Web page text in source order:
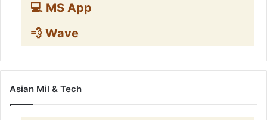
💻 MS App
💨 Wave
Asian Mil & Tech